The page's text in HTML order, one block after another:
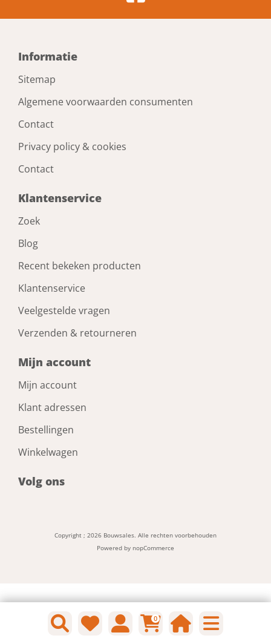
0
145x145x900 mm
Informatie
Sitemap
Algemene voorwaarden consumenten
Contact
Privacy policy & cookies
Contact
Klantenservice
Zoek
Blog
Recent bekeken producten
Klantenservice
Veelgestelde vragen
Verzenden & retourneren
Mijn account
Mijn account
Klant adressen
Bestellingen
Winkelwagen
Volg ons
Copyright ; 2026 Bouwsales. Alle rechten voorbehouden
Powered by nopCommerce